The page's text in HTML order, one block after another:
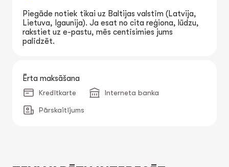
Piegāde notiek tikai uz Baltijas valstīm (Latvija,
Lietuva, Igaunija). Ja esat no cita reģiona, lūdzu,
rakstiet uz e-pastu, mēs centīsimies jums
palīdzēt.
Ērta maksāšana
Kredītkarte Interneta banka
Pārskaitījums